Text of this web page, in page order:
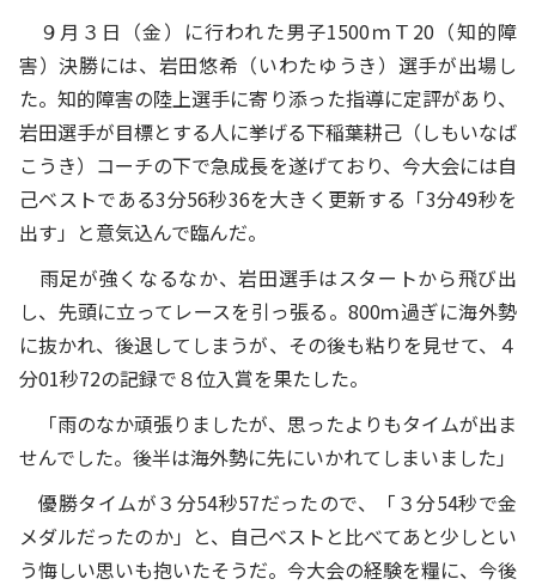
９月３日（金）に行われた男子1500ｍＴ20（知的障
害）決勝には、岩田悠希（いわたゆうき）選手が出場し
た。知的障害の陸上選手に寄り添った指導に定評があり、
岩田選手が目標とする人に挙げる下稲葉耕己（しもいなば
こうき）コーチの下で急成長を遂げており、今大会には自
己ベストである3分56秒36を大きく更新する「3分49秒を
出す」と意気込んで臨んだ。
雨足が強くなるなか、岩田選手はスタートから飛び出
し、先頭に立ってレースを引っ張る。800ｍ過ぎに海外勢
に抜かれ、後退してしまうが、その後も粘りを見せて、４
分01秒72の記録で８位入賞を果たした。
「雨のなか頑張りましたが、思ったよりもタイムが出ま
せんでした。後半は海外勢に先にいかれてしまいました」
優勝タイムが３分54秒57だったので、「３分54秒で金
メダルだったのか」と、自己ベストと比べてあと少しとい
う悔しい思いも抱いたそうだ。今大会の経験を糧に、今後